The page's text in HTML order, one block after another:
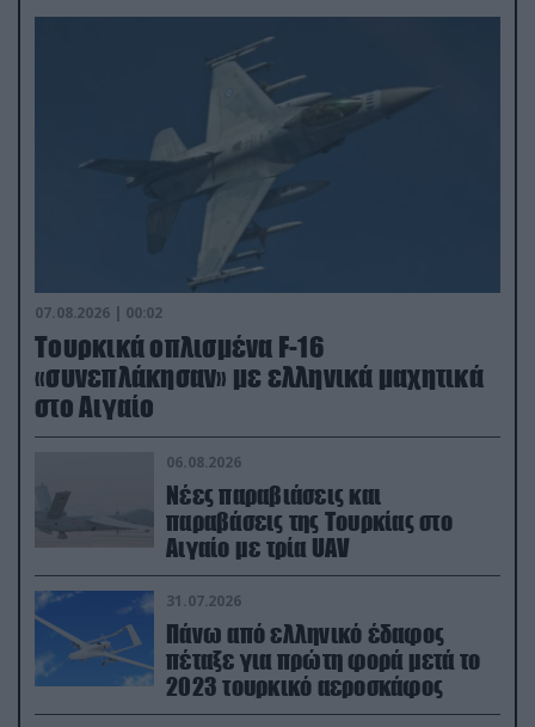
07.08.2026 | 00:02
Τουρκικά οπλισμένα F-16
«συνεπλάκησαν» με ελληνικά μαχητικά
στο Αιγαίο
06.08.2026
Νέες παραβιάσεις και
παραβάσεις της Τουρκίας στο
Αιγαίο με τρία UAV
31.07.2026
Πάνω από ελληνικό έδαφος
πέταξε για πρώτη φορά μετά το
2023 τουρκικό αεροσκάφος